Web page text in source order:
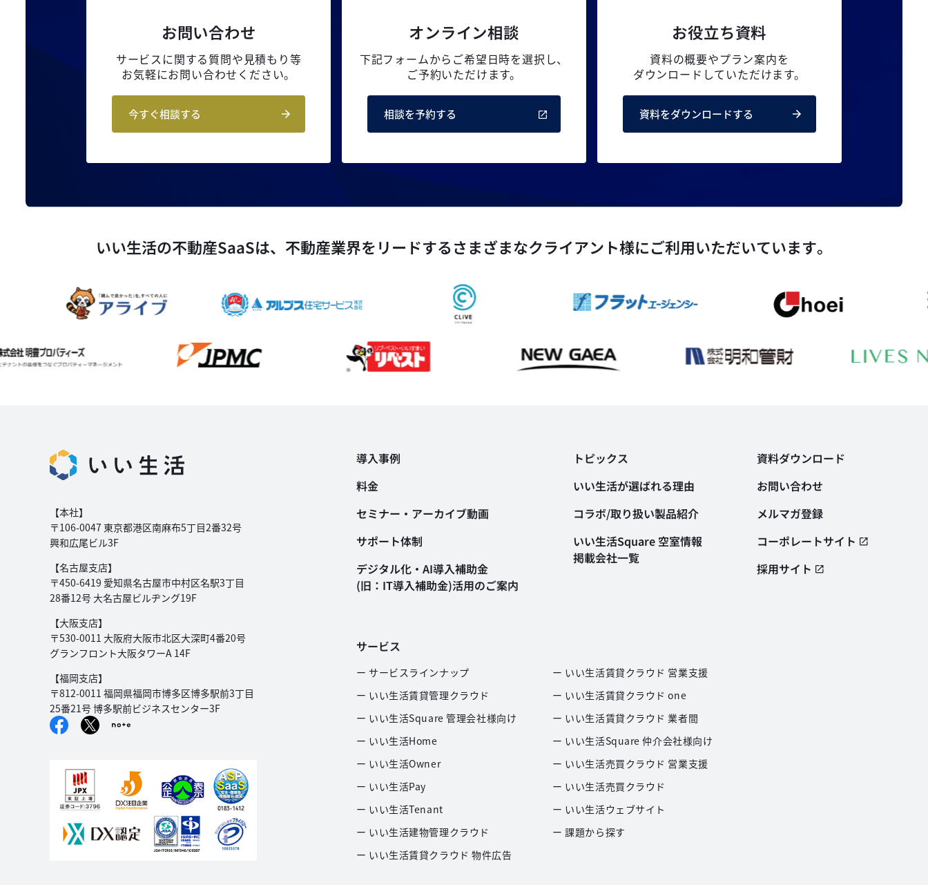
お問い合わせ
サービスに関する質問や見積もり等
お気軽にお問い合わせください。
今すぐ相談する
オンライン相談
下記フォームからご希望日時を選択し、
ご予約いただけます。
相談を予約する
お役立ち資料
資料の概要やプラン案内を
ダウンロードしていただけます。
資料をダウンロードする
いい生活の不動産SaaSは、 不動産業界をリードするさまざまなクライアント様にご利用いただいています。
【本社】
〒106-0047 東京都港区南麻布5丁目2番32号
興和広尾ビル3F
【名古屋支店】
〒450-6419 愛知県名古屋市中村区名駅3丁目
28番12号 大名古屋ビルヂング19F
【大阪支店】
〒530-0011 大阪府大阪市北区大深町4番20号
グランフロント大阪タワーA 14F
【福岡支店】
〒812-0011 福岡県福岡市博多区博多駅前3丁目
25番21号 博多駅前ビジネスセンター3F
導入事例
料金
セミナー・アーカイブ動画
サポート体制
デジタル化・AI導入補助金
(旧：IT導入補助金)活用のご案内
トピックス
いい生活が選ばれる理由
コラボ/取り扱い製品紹介
いい生活Square 空室情報
掲載会社一覧
資料ダウンロード
お問い合わせ
メルマガ登録
コーポレートサイト
採用サイト
サービス
ー サービスラインナップ
ー いい生活賃貸管理クラウド
ー いい生活Square 管理会社様向け
ー いい生活Home
ー いい生活Owner
ー いい生活Pay
ー いい生活Tenant
ー いい生活建物管理クラウド
ー いい生活賃貸クラウド 物件広告
ー いい生活賃貸クラウド 営業支援
ー いい生活賃貸クラウド one
ー いい生活賃貸クラウド 業者間
ー いい生活Square 仲介会社様向け
ー いい生活売買クラウド 営業支援
ー いい生活売買クラウド
ー いい生活ウェブサイト
ー 課題から探す